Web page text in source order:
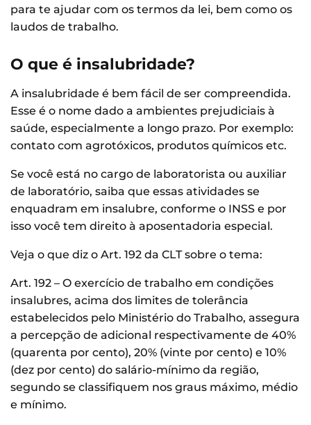
para te ajudar com os termos da lei, bem como os
laudos de trabalho.
O que é insalubridade?
A insalubridade é bem fácil de ser compreendida.
Esse é o nome dado a ambientes prejudiciais à
saúde, especialmente a longo prazo. Por exemplo:
contato com agrotóxicos, produtos químicos etc.
Se você está no cargo de laboratorista ou auxiliar
de laboratório, saiba que essas atividades se
enquadram em insalubre, conforme o INSS e por
isso você tem direito à aposentadoria especial.
Veja o que diz o Art. 192 da CLT sobre o tema:
Art. 192 – O exercício de trabalho em condições
insalubres, acima dos limites de tolerância
estabelecidos pelo Ministério do Trabalho, assegura
a percepção de adicional respectivamente de 40%
(quarenta por cento), 20% (vinte por cento) e 10%
(dez por cento) do salário-mínimo da região,
segundo se classifiquem nos graus máximo, médio
e mínimo.